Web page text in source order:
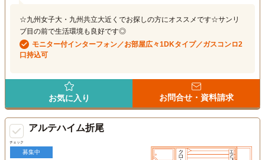
☆九州女子大・九州共立大近くでお探しの方にオススメです☆サンリ
ブ目の前で生活環境も良好です◎
モニター付インターフォン／お部屋広々1DKタイプ／ガスコンロ2
口持込可
お気に入り お問合せ・資料請求
チェック
アルテハイム折尾
募集中